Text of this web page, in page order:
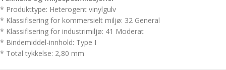
* Produkttype: Heterogent vinylgulv
* Klassifisering for kommersielt miljø: 32 General
* Klassifisering for industrimiljø: 41 Moderat
* Bindemiddel-innhold: Type I
* Total tykkelse: 2,80 mm